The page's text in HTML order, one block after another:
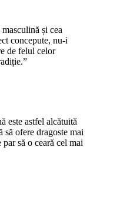
și cea
concepute, nu-i
de felul celor
este astfel alcătuită
să ofere dragoste mai
par să o ceară cel mai